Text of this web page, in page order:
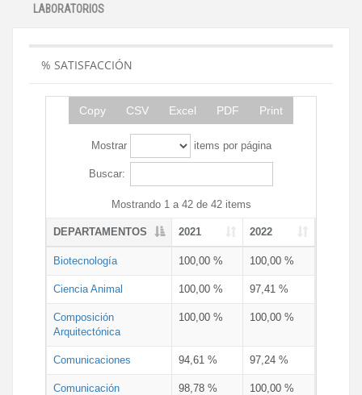
LABORATORIOS
% SATISFACCIÓN
Copy CSV Excel PDF Print
Mostrar items por página
Buscar:
Mostrando 1 a 42 de 42 items
DEPARTAMENTOS 2021 2022
Biotecnología 100,00 % 100,00 %
Ciencia Animal 100,00 % 97,41 %
Composición
Arquitectónica
100,00 % 100,00 %
Comunicaciones 94,61 % 97,24 %
Comunicación
98,78 % 100,00 %